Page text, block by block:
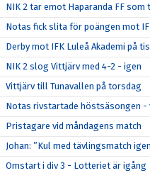
NIK 2 tar emot Haparanda FF
Notas fick slita för poängen mot
Derby mot IFK Luleå Akademi på
NIK 2 slog Vittjärv med 4-2 - igen
Vittjärv till Tunavallen på torsdag
Notas rivstartade höstsäsongen -
Pristagare vid måndagens match
Johan: ”Kul med tävlingsmatch
Omstart i div 3 - Lotteriet är igång